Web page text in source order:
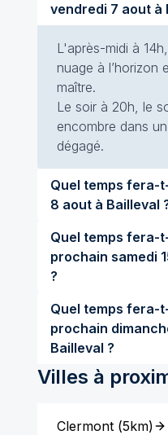
vendredi 7
L'après-midi à
nuage à l’horizon
maître.
Le soir à 20h, le
encombre dans
dégagé.
Quel temps fera-t-il
8 aout à Bailleval
Quel temps fera-
prochain samedi 15 aout à Bailleval
?
Quel temps fera-
prochain dimanche 9 aout à
Bailleval ?
Villes à
Clermont(5km)